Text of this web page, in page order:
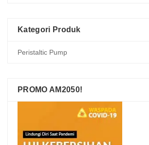
Kategori Produk
PROMO AM2050!